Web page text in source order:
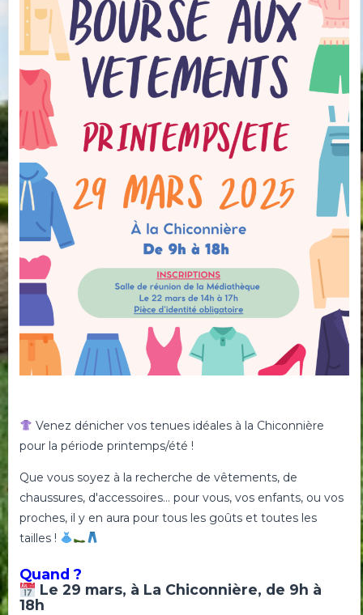
Venez dénicher vos tenues idéales à la Chiconnière
pour la période printemps/été !
Que vous soyez à la recherche de vêtements, de
chaussures, d'accessoires... pour vous, vos enfants, ou vos
proches, il y en aura pour tous les goûts et toutes les
tailles !
Quand ?
Le 29 mars, à La Chiconnière, de 9h à
18h